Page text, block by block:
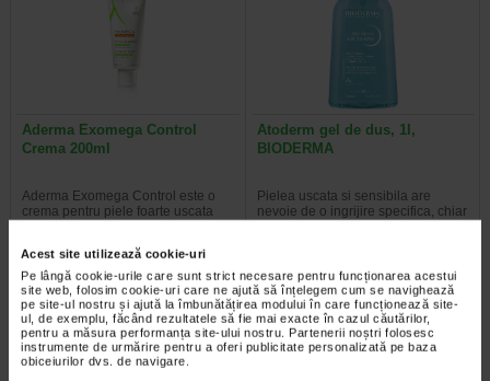
Acest site utilizează cookie-uri
Pe lângă cookie-urile care sunt strict necesare pentru funcționarea acestui
site web, folosim cookie-uri care ne ajută să înțelegem cum se navighează
pe site-ul nostru și ajută la îmbunătățirea modului în care funcționează site-
ul, de exemplu, făcând rezultatele să fie mai exacte în cazul căutărilor,
pentru a măsura performanța site-ului nostru. Partenerii noștri folosesc
instrumente de urmărire pentru a oferi publicitate personalizată pe baza
obiceiurilor dvs. de navigare.
Aderma Exomega Control
Crema 200ml
Aderma Exomega Control este o
crema pentru piele foarte uscata
sau cu tendinta atopica. Contine…
Atoderm gel de dus, 1l,
BIODERMA
Pielea uscata si sensibila are
nevoie de o ingrijire specifica, chiar
si la dus, unde ingredientele…
-35% Preț întreg: 63.60 Lei
Preț redus: 41.34 Lei
-14% Preț întreg: 136,60 Lei
Preț redus: 117.09 Lei